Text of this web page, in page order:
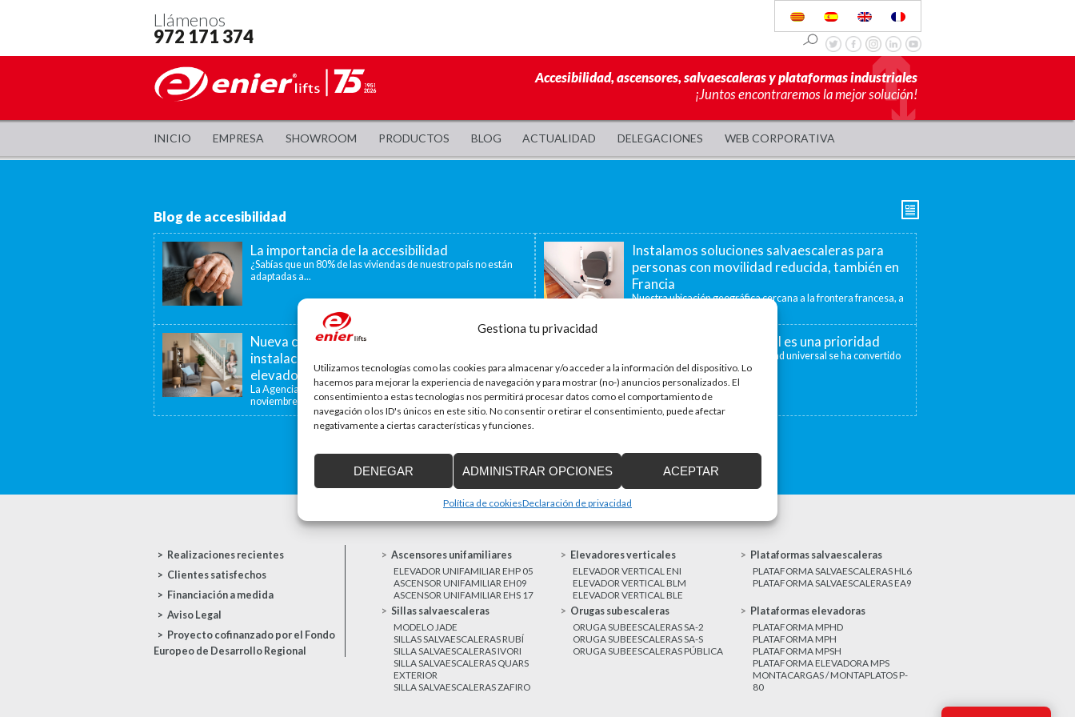
Gestiona tu privacidad
Utilizamos tecnologías como las cookies para almacenar y/o acceder a la información del dispositivo. Lo
hacemos para mejorar la experiencia de navegación y para mostrar (no-) anuncios personalizados. El
consentimiento a estas tecnologías nos permitirá procesar datos como el comportamiento de
navegación o los ID's únicos en este sitio. No consentir o retirar el consentimiento, puede afectar
negativamente a ciertas características y funciones.
ACEPTAR
DENEGAR ADMINISTRAR OPCIONES
Política de cookiesDeclaración de privacidad
Llámenos
972 171 374
Accesibilidad, ascensores, salvaescaleras y plataformas industriales
¡Juntos encontraremos la mejor solución!
INICIO EMPRESA SHOWROOM PRODUCTOS BLOG ACTUALIDAD DELEGACIONES WEB CORPORATIVA
Blog de accesibilidad
La importancia de la accesibilidad
¿Sabías que un 80% de las viviendas de nuestro país no están
adaptadas a...
Instalamos soluciones salvaescaleras para
personas con movilidad reducida, también en
Francia
Nuestra ubicación geográfica cercana a la frontera francesa, a
40 minutos, nos permite ofrecer...
Nueva convocatoria de ayudas para la
instalación de ascensores, plataformas
elevadoras y dispositivos de accesibilidad
La Agencia de la Vivienda de Cataluña aprobó el pasado 15 de
noviembre de...
La accesibilidad universal es una prioridad
En la última década la accesibilidad universal se ha convertido
en una prioridad para...
Realizaciones recientes
Clientes satisfechos
Financiación a medida
Aviso Legal
Proyecto cofinanzado por el Fondo
Europeo de Desarrollo Regional
Ascensores unifamiliares
ELEVADOR UNIFAMILIAR EHP 05
ASCENSOR UNIFAMILIAR EH09
ASCENSOR UNIFAMILIAR EHS 17
Elevadores verticales
ELEVADOR VERTICAL ENI
ELEVADOR VERTICAL BLM
ELEVADOR VERTICAL BLE
Plataformas salvaescaleras
PLATAFORMA SALVAESCALERAS HL6
PLATAFORMA SALVAESCALERAS EA9
Sillas salvaescaleras
MODELO JADE
SILLAS SALVAESCALERAS RUBÍ
SILLA SALVAESCALERAS IVORI
SILLA SALVAESCALERAS QUARS
EXTERIOR
SILLA SALVAESCALERAS ZAFIRO
Orugas subescaleras
ORUGA SUBEESCALERAS SA-2
ORUGA SUBEESCALERAS SA-S
ORUGA SUBEESCALERAS PÚBLICA
Plataformas elevadoras
PLATAFORMA MPHD
PLATAFORMA MPH
PLATAFORMA MPSH
PLATAFORMA ELEVADORA MPS
MONTACARGAS / MONTAPLATOS P-
80